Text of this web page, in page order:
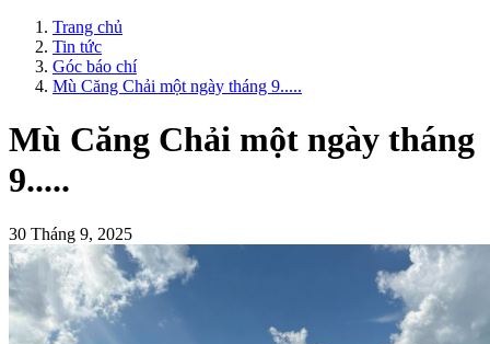
Trang chủ
Tin tức
Góc báo chí
Mù Căng Chải một ngày tháng 9.....
Mù Căng Chải một ngày tháng
9.....
30 Tháng 9, 2025